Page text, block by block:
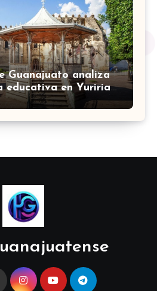
Guanajuato analiza
educativa en Yuriria
de la zona sur